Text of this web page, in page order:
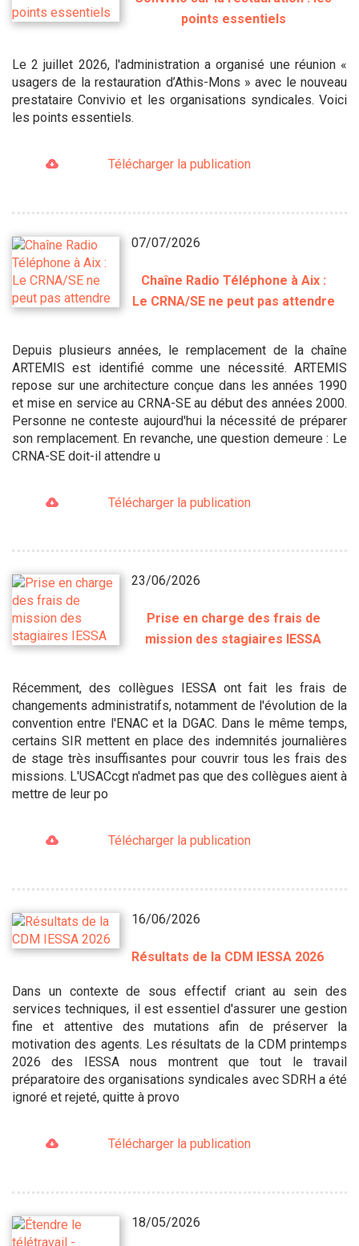
points essentiels
Le 2 juillet 2026, l'administration a organisé une réunion «
usagers de la restauration d’Athis-Mons » avec le nouveau
prestataire Convivio et les organisations syndicales. Voici
les points essentiels.
Télécharger la publication
07/07/2026
Chaîne Radio Téléphone à Aix :
Le CRNA/SE ne peut pas attendre
Depuis plusieurs années, le remplacement de la chaîne
ARTEMIS est identifié comme une nécessité. ARTEMIS
repose sur une architecture conçue dans les années 1990
et mise en service au CRNA-SE au début des années 2000.
Personne ne conteste aujourd'hui la nécessité de préparer
son remplacement. En revanche, une question demeure : Le
CRNA-SE doit-il attendre u
Télécharger la publication
23/06/2026
Prise en charge des frais de
mission des stagiaires IESSA
Récemment, des collègues IESSA ont fait les frais de
changements administratifs, notamment de l'évolution de la
convention entre l'ENAC et la DGAC. Dans le même temps,
certains SIR mettent en place des indemnités journalières
de stage très insuffisantes pour couvrir tous les frais des
missions. L'USACcgt n'admet pas que des collègues aient à
mettre de leur po
Télécharger la publication
16/06/2026
Résultats de la CDM IESSA 2026
Dans un contexte de sous effectif criant au sein des
services techniques, il est essentiel d'assurer une gestion
fine et attentive des mutations afin de préserver la
motivation des agents. Les résultats de la CDM printemps
2026 des IESSA nous montrent que tout le travail
préparatoire des organisations syndicales avec SDRH a été
ignoré et rejeté, quitte à provo
Télécharger la publication
18/05/2026